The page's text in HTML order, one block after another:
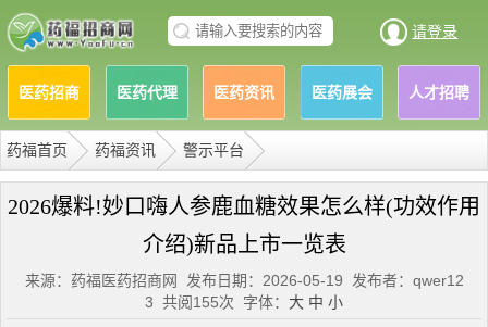
请登录
医药招商 医药代理 医药资讯 医药展会 人才招聘
药福首页 药福资讯 警示平台
2026爆料!妙口嗨人参鹿血糖效果怎么样(功效作用
介绍)新品上市一览表
来源：药福医药招商网 发布日期：2026-05-19 发布者：qwer12
3 共阅155次 字体： 大 中 小